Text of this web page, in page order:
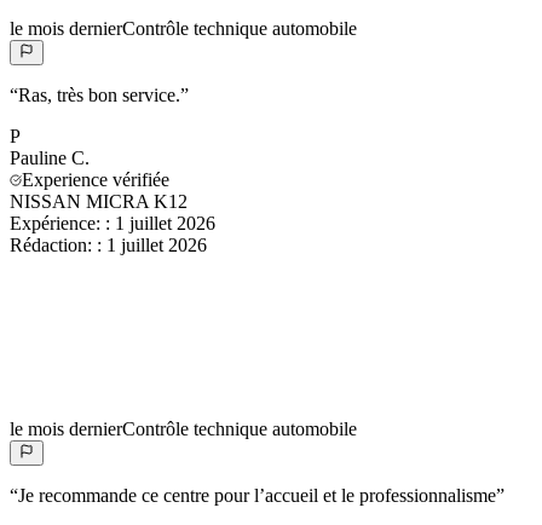
le mois dernierContrôle technique automobile
“Ras, très bon service.”
P
Pauline C.
Experience vérifiée
NISSAN MICRA K12
Expérience: : 1 juillet 2026
Rédaction: : 1 juillet 2026
le mois dernierContrôle technique automobile
“Je recommande ce centre pour l’accueil et le professionnalisme”